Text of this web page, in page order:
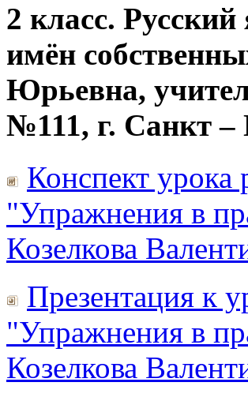
2 класс.
имён
Юрьевна,
№111, г. Санкт –
Конспект урока
"Упражнения в
Козелкова
Презентация к
"Упражнения в
Козелкова